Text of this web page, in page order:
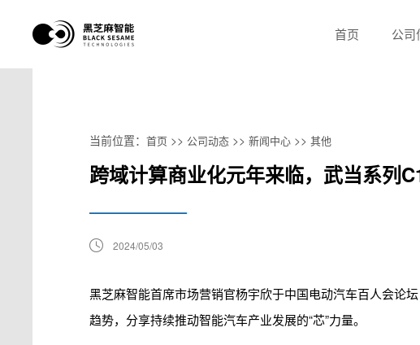
首页 公司
当前位置：首页 >> 公司动态 >>新闻中心 >>其他
跨域计算商业化元年来临，武当系列
2024/05/03
黑芝麻智能首席市场营销官杨宇欣于中国电动汽车百人会论
趋势，分享持续推动智能汽车产业发展的“芯”力量。